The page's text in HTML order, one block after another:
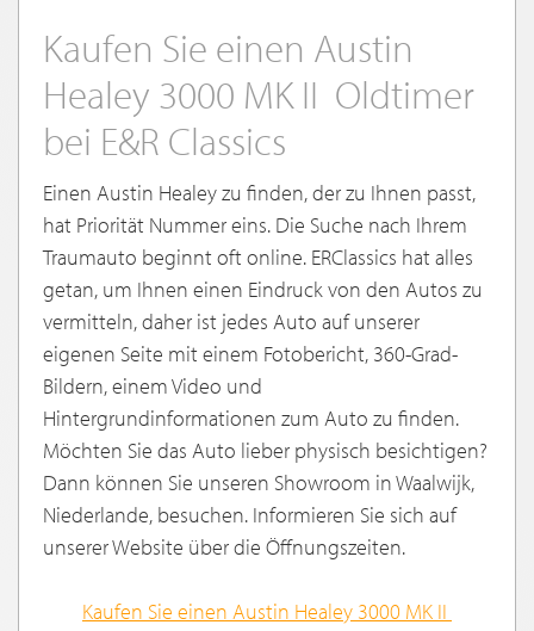
Kaufen Sie einen Austin
Healey 3000 MK II Oldtimer
bei E&R Classics
Einen Austin Healey zu finden, der zu Ihnen passt,
hat Priorität Nummer eins. Die Suche nach Ihrem
Traumauto beginnt oft online. ERClassics hat alles
getan, um Ihnen einen Eindruck von den Autos zu
vermitteln, daher ist jedes Auto auf unserer
eigenen Seite mit einem Fotobericht, 360-Grad-
Bildern, einem Video und
Hintergrundinformationen zum Auto zu finden.
Möchten Sie das Auto lieber physisch besichtigen?
Dann können Sie unseren Showroom in Waalwijk,
Niederlande, besuchen. Informieren Sie sich auf
unserer Website über die Öffnungszeiten.
Kaufen Sie einen Austin Healey 3000 MK II